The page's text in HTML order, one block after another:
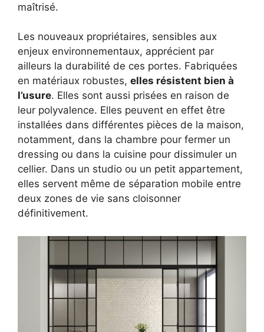
maîtrisé.
Les nouveaux propriétaires, sensibles aux
enjeux environnementaux, apprécient par
ailleurs la durabilité de ces portes. Fabriquées
en matériaux robustes, elles résistent bien à
l’usure. Elles sont aussi prisées en raison de
leur polyvalence. Elles peuvent en effet être
installées dans différentes pièces de la maison,
notamment, dans la chambre pour fermer un
dressing ou dans la cuisine pour dissimuler un
cellier. Dans un studio ou un petit appartement,
elles servent même de séparation mobile entre
deux zones de vie sans cloisonner
définitivement.